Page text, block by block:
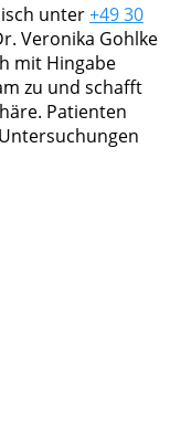
unter+49 30
Veronika Gohlke
mit Hingabe
zu und schafft
Patienten